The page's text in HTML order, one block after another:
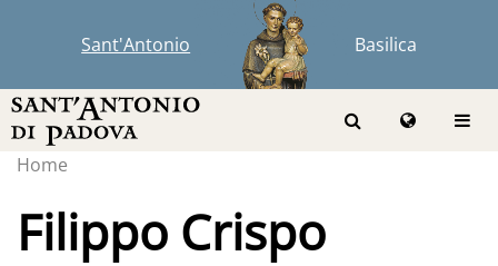
Sant'Antonio Basilica
Home
Filippo Crispo